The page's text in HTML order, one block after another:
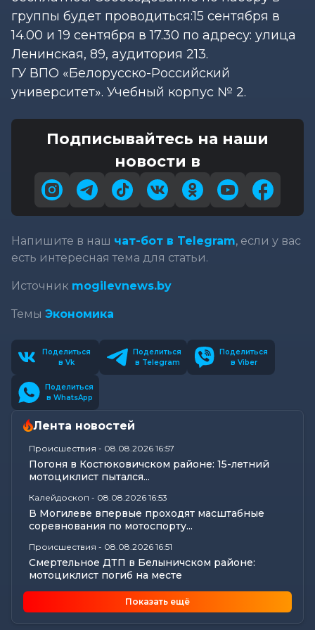
группы будет проводиться:15 сентября в
14.00 и 19 сентября в 17.30 по адресу: улица
Ленинская, 89, аудитория 213.
ГУ ВПО «Белорусско-Российский
университет». Учебный корпус № 2.
Подписывайтесь на наши
новости в
Напишите в наш чат-бот в Telegram, если у вас
есть интересная тема для статьи.
Источник mogilevnews.by
Темы Экономика
Поделиться
в Vk
Поделиться
в Telegram
Поделиться
в Viber
Поделиться
в WhatsApp
Лента новостей
Происшествия - 08.08.2026 16:57
Погоня в Костюковичском районе: 15-летний
мотоциклист пытался...
Калейдоскоп - 08.08.2026 16:53
В Могилеве впервые проходят масштабные
соревнования по мотоспорту...
Происшествия - 08.08.2026 16:51
Смертельное ДТП в Белыничском районе:
мотоциклист погиб на месте
Погода 9 августа в Могилевской области: без
осадков и комфортные...
Показать ещё